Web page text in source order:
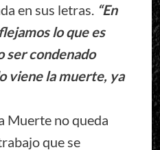
en sus letras. “En
lo que es
ser condenado
viene la muerte, ya
Muerte no queda
que se